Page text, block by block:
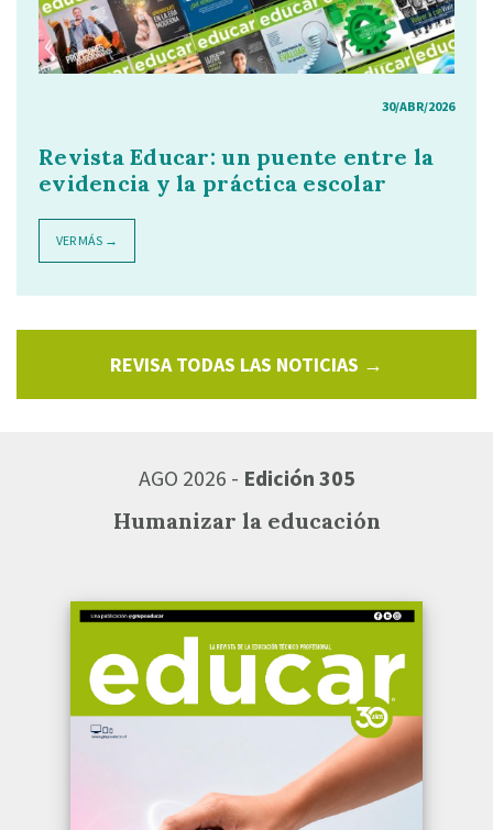
30/ABR/2026
Revista Educar: un puente entre la
evidencia y la práctica escolar
VER MÁS →
REVISA TODAS LAS NOTICIAS →
AGO 2026 - Edición 305
Humanizar la educación